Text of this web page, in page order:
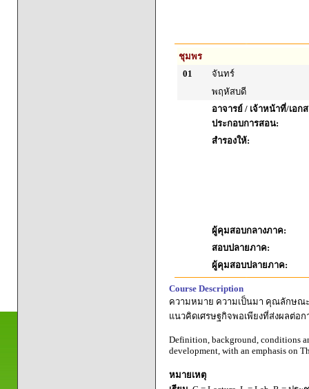
ชุมพร
01
จันทร์
พฤหัสบดี
อาจารย์ / เจ้าหน้าที่/เอก
ประกอบการสอน:
สำรองให้:
ผู้คุมสอบกลางภาค:
สอบปลายภาค:
ผู้คุมสอบปลายภาค:
Course Description
ความหมาย ความเป็นมา คุณลักษณะ
แนวคิดเศรษฐกิจพอเพียงที่ส่งผลต่อ
Definition, background, conditions
development, with an emphasis on
หมายเหตุ